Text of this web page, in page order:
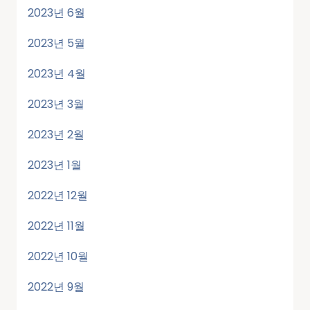
2023년 6월
2023년 5월
2023년 4월
2023년 3월
2023년 2월
2023년 1월
2022년 12월
2022년 11월
2022년 10월
2022년 9월